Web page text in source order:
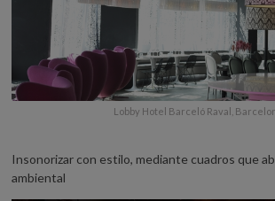
Lobby Hotel Barceló Raval,
Insonorizar con estilo, mediante cuadros que
ambiental